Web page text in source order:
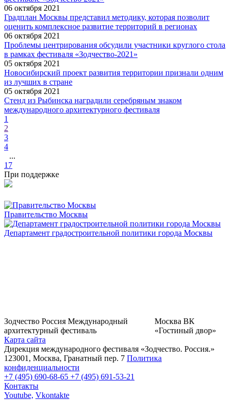
06 октября 2021
Градплан Москвы представил методику, которая позволит
оценить комплексное развитие территорий в регионах
06 октября 2021
Проблемы центрирования обсудили участники круглого стола
в рамках фестиваля «Зодчество-2021»
05 октября 2021
Новосибирский проект развития территории признали одним
из лучших в стране
05 октября 2021
Стенд из Рыбинска наградили серебряным знаком
международного архитектурного фестиваля
1
2
3
4
...
17
При поддержке
Правительство Москвы
Департамент градостроительной политики города Москвы
Зодчество Россия Международный
архитектурный фестиваль
Карта сайта
Москва ВК
«Гостиный двор»
Дирекция международного фестиваля «Зодчество. Россия.»
123001, Москва, Гранатный пер. 7 Политика
конфиденциальности
+7 (495) 690-68-65 +7 (495) 691-53-21
Контакты
Youtube, Vkontakte